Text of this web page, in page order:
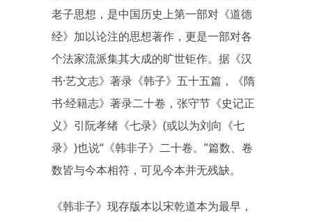
老子思想，是中国历史上第一部对《道德
经》加以论注的思想著作，更是一部对各
个法家流派集其大成的旷世钜作。据《汉
书·艺文志》著录《韩子》五十五篇，《隋
书·经籍志》著录二十卷，张守节《史记正
义》引阮孝绪《七录》(或以为刘向《七
录》)也说“《韩非子》二十卷。”篇数、卷
数皆与今本相符，可见今本并无残缺。
《韩非子》现存版本以宋乾道本为最早，